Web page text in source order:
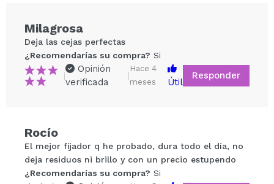
Compartir un vídeo o una foto
Tu vídeo podría ser el primero. Imagínatelo...
Milagrosa
Deja las cejas perfectas
¿Recomendarías su compra? Si
|
Opinión
verificada
|
Hace 4
meses
Útil
Responder
Rocío
El mejor fijador q he probado, dura todo el día, no
deja residuos ni brillo y con un precio estupendo
¿Recomendarías su compra? Si